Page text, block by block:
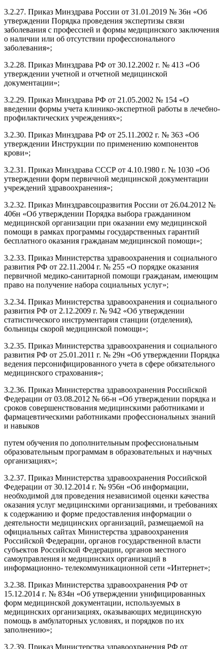
3.2.27. Приказ Минздрава России от 31.01.2019 № 36н «Об
утверждении Порядка проведения экспертизы связи
заболевания с профессией и формы медицинского заключения
о наличии или об отсутствии профессионального
заболевания»;
3.2.28. Приказ Минздрава РФ от 30.12.2002 г. № 413 «Об
утверждении учетной и отчетной медицинской
документации»;
3.2.29. Приказ Минздрава РФ от 21.05.2002 № 154 «О
введении формы учета клинико-экспертной работы в лечебно-
профилактических учреждениях»;
3.2.30. Приказ Минздрава РФ от 25.11.2002 г. № 363 «Об
утверждении Инструкции по применению компонентов
крови»;
3.2.31. Приказ Минздрава СССР от 4.10.1980 г. № 1030 «Об
утверждении форм первичной медицинской документации
учреждений здравоохранения»;
3.2.32. Приказ Минздравсоцразвития России от 26.04.2012 №
406н «Об утверждении Порядка выбора гражданином
медицинской организации при оказании ему медицинской
помощи в рамках программы государственных гарантий
бесплатного оказания гражданам медицинской помощи»;
3.2.33. Приказ Министерства здравоохранения и социального
развития РФ от 22.11.2004 г. № 255 «О порядке оказания
первичной медико-санитарной помощи гражданам, имеющим
право на получение набора социальных услуг»;
3.2.34. Приказ Министерства здравоохранения и социального
развития РФ от 2.12.2009 г. № 942 «Об утверждении
статистического инструментария станции (отделения),
больницы скорой медицинской помощи»;
3.2.35. Приказ Министерства здравоохранения и социального
развития РФ от 25.01.2011 г. № 29н «Об утверждении Порядка
ведения персонифицированного учета в сфере обязательного
медицинского страхования»;
3.2.36. Приказ Министерства здравоохранения Российской
Федерации от 03.08.2012 № 66-н «Об утверждении порядка и
сроков совершенствования медицинскими работниками и
фармацевтическими работниками профессиональных знаний
и навыков
путем обучения по дополнительным профессиональным
образовательным программам в образовательных и научных
организациях»;
3.2.37. Приказ Министерства здравоохранения Российской
Федерации от 30.12.2014 г. № 956н «Об информации,
необходимой для проведения независимой оценки качества
оказания услуг медицинскими организациями, и требованиях
к содержанию и форме предоставления информации о
деятельности медицинских организаций, размещаемой на
официальных сайтах Министерства здравоохранения
Российской Федерации, органов государственной власти
субъектов Российской Федерации, органов местного
самоуправления и медицинских организаций в
информационно- телекоммуникационной сети «Интернет»;
3.2.38. Приказ Министерства здравоохранения РФ от
15.12.2014 г. № 834н «Об утверждении унифицированных
форм медицинской документации, используемых в
медицинских организациях, оказывающих медицинскую
помощь в амбулаторных условиях, и порядков по их
заполнению»;
3.2.39. Приказ Министерства здравоохранения РФ от